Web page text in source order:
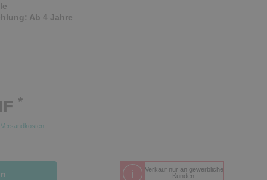
Ab 4 Jahre
*
Versandkosten
Verkauf nur an gewerbliche
Kunden.